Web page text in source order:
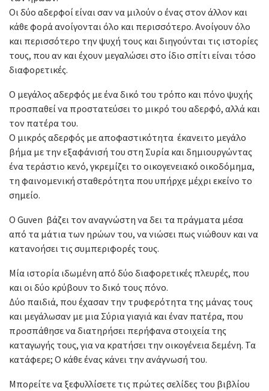
Οι δύο αδερφοί είναι σαν να μιλούν ο ένας στον άλλον και
κάθε φορά ανοίγονται όλο και περισσότερο. Ανοίγουν όλο
και περισσότερο την ψυχή τους και διηγούνται τις ιστορίες
τους, που αν και έχουν μεγαλώσει στο ίδιο σπίτι είναι τόσο
διαφορετικές.
Ο μεγάλος αδερφός με ένα δικό του τρόπο και πόνο ψυχής
προσπαθεί να προστατεύσει το μικρό του αδερφό, αλλά και
τον πατέρα του.
Ο μικρός αδερφός με αποφαστικότητα έκανειτο μεγάλο
βήμα με την εξαφάνισή του στη Συρία και δημιουργώντας
ένα τεράστιο κενό, γκρεμίζει το οικογενειακό οικοδόμημα,
τη φαινομενική σταθερότητα που υπήρχε μέχρι εκείνο το
σημείο.
Ο Guven βάζει τον αναγνώστη να δει τα πράγματα μέσα
από τα μάτια των ηρώων του, να νιώσει πως νιώθουν και να
κατανοήσει τις συμπεριφορές τους.
Μία ιστορία ιδωμένη από δύο διαφορετικές πλευρές, που
και οι δύο κρύβουν το δικό τους πόνο.
Δύο παιδιά, που έχασαν την τρυφερότητα της μάνας τους
και μεγάλωσαν με μια Σύρια γιαγιά και έναν πατέρα, που
προσπάθησε να διατηρήσει περήφανα στοιχεία της
καταγωγής τους, για να κρατήσει την οικογένεια δεμένη. Τα
κατάφερε; Ο κάθε ένας κάνει την ανάγνωσή του.
Μπορείτε να ξεφυλλίσετε τις πρώτες σελίδες του βιβλίου